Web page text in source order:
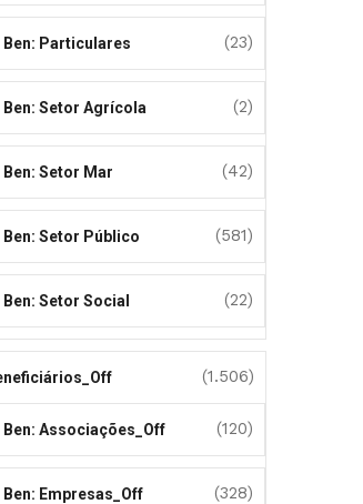
Ben: Particulares (23)
Ben: Setor Agrícola (2)
Ben: Setor Mar (42)
Ben: Setor Público (581)
Ben: Setor Social (22)
(1.506)
Ben: Associações_Off (120)
Ben: Empresas_Off (328)